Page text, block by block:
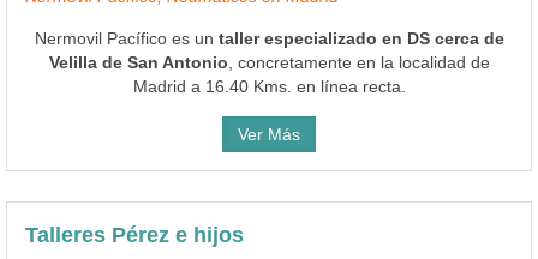
Nermovil Pacífico es un taller especializado en DS cerca de
Velilla de San Antonio , concretamente en la localidad de
Madrid a 16.40 Kms. en línea recta.
Ver Más
Talleres Pérez e hijos